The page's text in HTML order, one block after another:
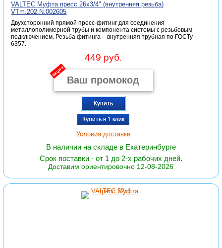
VALTEC Муфта пресс 26х3/4" (внутренняя резьба)
VTm.202.N.002605
Двухсторонний прямой пресс-фитинг для соединения
металлополимерной трубы и компонента системы с резьбовым
подключением. Резьба фитинга – внутренняя трубная по ГОСТу
6357.
449 руб.
акция
Купить
Купить в 1 клик
Условия доставки
В наличии на складе в Екатеринбурге
Срок поставки - от 1 до 2-х рабочих дней.
Доставим ориентировочно 12-08-2026